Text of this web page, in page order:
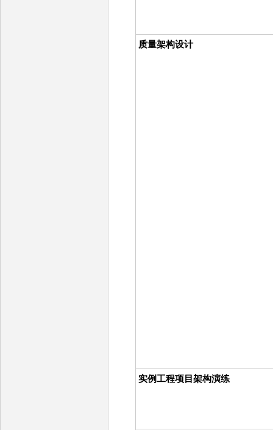
质量架构设计
实例工程项目架构演练